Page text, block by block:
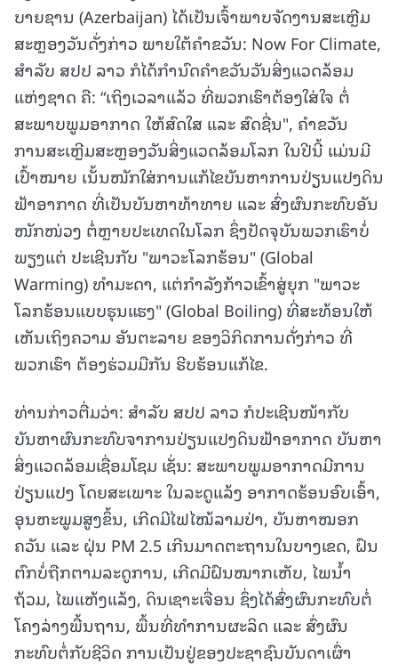
ບາຍຊານ (Azerbaijan) ໄດ້ເປັນເຈົ້າພາບຈັດງານສະເຫຼີມ
ສະຫຼອງວັນດັ່ງກ່າວ ພາຍໃຕ້ຄໍາຂວັນ: Now For Climate,
ສຳລັບ ສປປ ລາວ ກໍໄດ້ກໍານົດຄໍາຂວັນວັນສິ່ງແວດລ້ອມ
ແຫ່ງຊາດ ຄື: “ເຖິງເວລາແລ້ວ ທີ່ພວກເຮົາຕ້ອງໃສ່ໃຈ ຕໍ່
ສະພາບພູມອາກາດ ໃຫ້ສົດໃສ ແລະ ສົດຊື່ນ", ຄໍາຂວັນ
ການສະເຫຼີມສະຫຼອງວັນສິ່ງແວດລ້ອມໂລກ ໃນປີນີ້ ແມ່ນມີ
ເປົ້າໝາຍ ເນັ້ນໜັກໃສ່ການແກ້ໄຂບັນຫາການປ່ຽນແປງດິນ
ຟ້າອາກາດ ທີ່ເປັນບັນຫາທ້າທາຍ ແລະ ສົ່ງຜົນກະທົບອັນ
ໜັກໜ່ວງ ຕໍ່ຫຼາຍປະເທດໃນໂລກ ຊຶ່ງປັດຈຸບັນພວກເຮົາບໍ່
ພຽງແຕ່ ປະເຊີນກັບ "ພາວະໂລກຮ້ອນ" (Global
Warming) ທຳມະດາ, ແຕ່ກໍາລັງກ້າວເຂົ້າສູ່ຍຸກ "ພາວະ
ໂລກຮ້ອນແບບຮຸນແຮງ" (Global Boiling) ທີ່ສະທ້ອນໃຫ້
ເຫັນເຖິງຄວາມ ອັນຕະລາຍ ຂອງວິກິດການດັ່ງກ່າວ ທີ່
ພວກເຮົາ ຕ້ອງຮ່ວມມືກັນ ຮີບຮ້ອນແກ້ໄຂ.
ທ່ານກ່າວຕື່ມວ່າ: ສຳລັບ ສປປ ລາວ ກໍປະເຊີນໜ້າກັບ
ບັນຫາຜົນກະທົບຈາການປ່ຽນແປງດິນຟ້າອາກາດ ບັນຫາ
ສິ່ງແວດລ້ອມເຊື່ອມໂຊມ ເຊັ່ນ: ສະພາບພູມອາກາດມີການ
ປ່ຽນແປງ ໂດຍສະເພາະ ໃນລະດູແລ້ງ ອາກາດຮ້ອນອົບເອົ້າ,
ອຸນຫະພູມສູງຂຶ້ນ, ເກີດມີໄຟໄໝ້ລາມປ່າ, ບັນຫາໝອກ
ຄວັນ ແລະ ຝຸ່ນ PM 2.5 ເກີນມາດຕະຖານໃນບາງເຂດ, ຝົນ
ຕົກບໍ່ຖືກຕາມລະດູການ, ເກີດມີຝົນໝາກເຫັບ, ໄພນໍ້າ
ຖ້ວມ, ໄພແຫ້ງແລ້ງ, ດິນເຊາະເຈື່ອນ ຊຶ່ງໄດ້ສົ່ງຜົນກະທົບຕໍ່
ໂຄງລ່າງພື້ນຖານ, ພື້ນທີ່ທຳການຜະລິດ ແລະ ສົ່ງຜົນ
ກະທົບຕໍ່ກັບຊີວິດ ການເປັນຢູ່ຂອງປະຊາຊົນບັນດາເຜົ່າ